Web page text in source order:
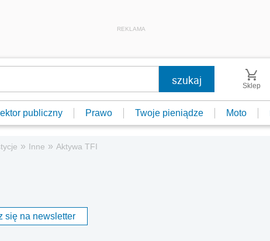
REKLAMA
Sklep
publiczny Prawo Twoje pieniądze Moto
» Inne » Aktywa TFI
się na newsletter